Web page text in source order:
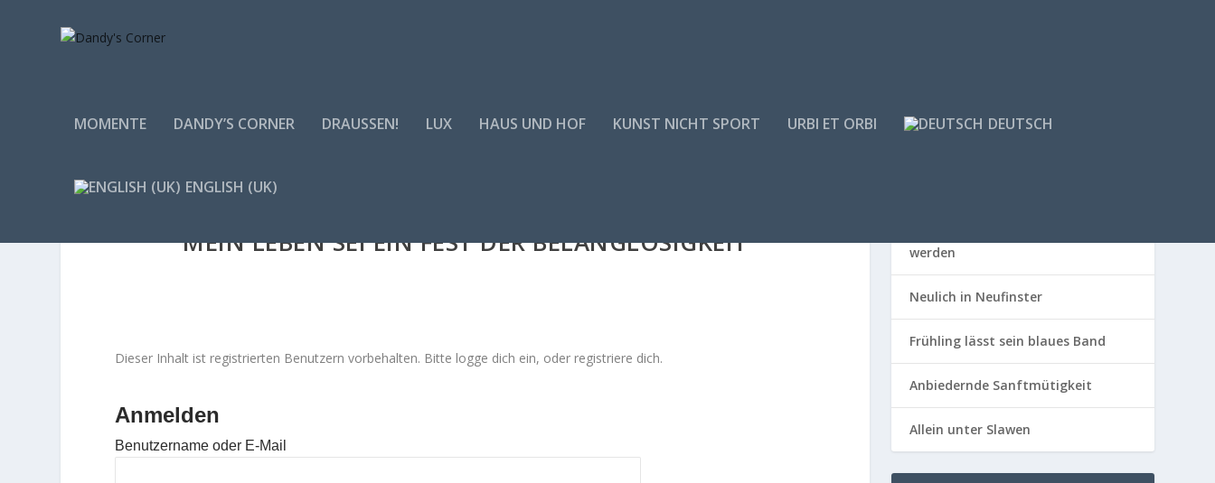
MOMENTE DANDY’S CORNER DRAUSSEN! LUX HAUS UND HOF KUNST NICHT SPORT URBI ET ORBI DEUTSCH
ENGLISH (UK)
MEIN LEBEN SEI EIN FEST DER BELANGLOSIGKEIT
Dieser Inhalt ist registrierten Benutzern vorbehalten. Bitte logge dich ein, oder registriere dich.
Anmelden
Benutzername oder E-Mail
werden
Neulich in Neufinster
Frühling lässt sein blaues Band
Anbiedernde Sanftmütigkeit
Allein unter Slawen